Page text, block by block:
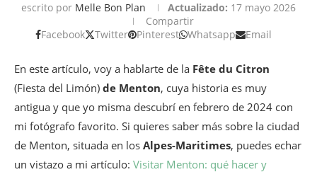
escrito por Melle Bon Plan Actualizado: 17 mayo 2026
Compartir
Facebook
Twitter Pinterest Whatsapp Email
En este artículo, voy a hablarte de la Fête du Citron
(Fiesta del Limón) de Menton, cuya historia es muy
antigua y que yo misma descubrí en febrero de 2024 con
mi fotógrafo favorito. Si quieres saber más sobre la ciudad
de Menton, situada en los Alpes-Maritimes, puedes echar
un vistazo a mi artículo: Visitar Menton: qué hacer y